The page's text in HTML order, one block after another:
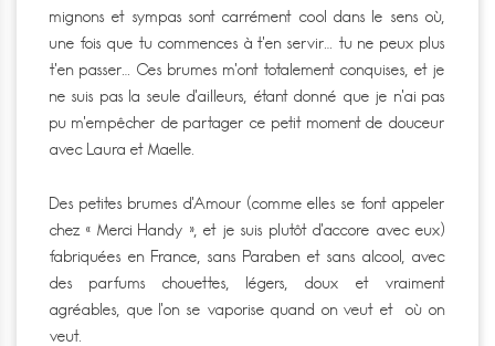
mignons et sympas sont carrément cool dans le sens où,
une fois que tu commences à t’en servir… tu ne peux plus
t’en passer… Ces brumes m’ont totalement conquises, et je
ne suis pas la seule d’ailleurs, étant donné que je n’ai pas
pu m’empêcher de partager ce petit moment de douceur
avec Laura et Maelle.
Des petites brumes d’Amour (comme elles se font appeler
chez « Merci Handy », et je suis plutôt d’accore avec eux)
fabriquées en France, sans Paraben et sans alcool, avec
des parfums chouettes, légers, doux et vraiment
agréables, que l’on se vaporise quand on veut et où on
veut.